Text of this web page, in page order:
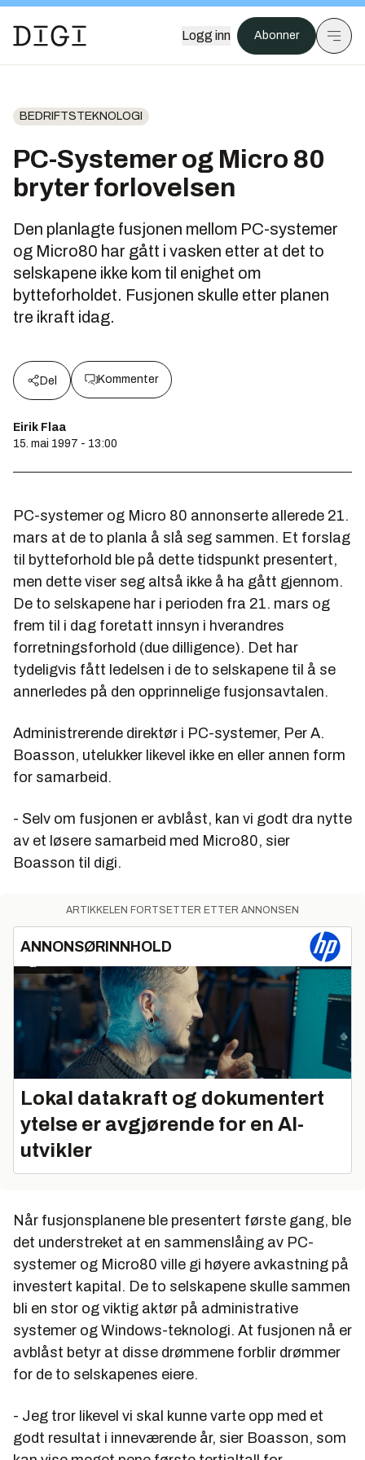
Logg inn Abonner
BEDRIFTSTEKNOLOGI
PC-Systemer og Micro 80
bryter forlovelsen
Den planlagte fusjonen mellom PC-systemer
og Micro80 har gått i vasken etter at det to
selskapene ikke kom til enighet om
bytteforholdet. Fusjonen skulle etter planen
tre ikraft idag.
Del Kommenter
Eirik Flaa
15. mai 1997 - 13:00
PC-systemer og Micro 80 annonserte allerede 21.
mars at de to planla å slå seg sammen. Et forslag
til bytteforhold ble på dette tidspunkt presentert,
men dette viser seg altså ikke å ha gått gjennom.
De to selskapene har i perioden fra 21. mars og
frem til i dag foretatt innsyn i hverandres
forretningsforhold (due dilligence). Det har
tydeligvis fått ledelsen i de to selskapene til å se
annerledes på den opprinnelige fusjonsavtalen.
Administrerende direktør i PC-systemer, Per A.
Boasson, utelukker likevel ikke en eller annen form
for samarbeid.
- Selv om fusjonen er avblåst, kan vi godt dra nytte
av et løsere samarbeid med Micro80, sier
Boasson til digi.
ARTIKKELEN FORTSETTER ETTER ANNONSEN
ANNONSØRINNHOLD
Lokal datakraft og dokumentert
ytelse er avgjørende for en AI-
utvikler
Når fusjonsplanene ble presentert første gang, ble
det understreket at en sammenslåing av PC-
systemer og Micro80 ville gi høyere avkastning på
investert kapital. De to selskapene skulle sammen
bli en stor og viktig aktør på administrative
systemer og Windows-teknologi. At fusjonen nå er
avblåst betyr at disse drømmene forblir drømmer
for de to selskapenes eiere.
- Jeg tror likevel vi skal kunne varte opp med et
godt resultat i inneværende år, sier Boasson, som